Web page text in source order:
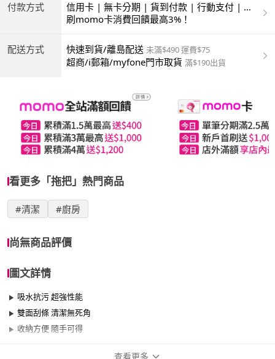
付款方式
信用卡 | 無卡分期 | 貨到付款 | 行動支付 | 超
商付款 | ATM | 銀聯卡
刷momo卡消費回饋最高3%！
配送方式 快速到貨/離島配送 未滿$490 運費$75
超商/i郵箱/myfone門市取貨 滿$190出貨
看更多「拖把」熱門商品
#清潔 #廚房
尚無商品評價
圖文詳情
吸水抗污 超強性能
雙面刮條 清潔無死角
收納方便 隨手可得
查看更多